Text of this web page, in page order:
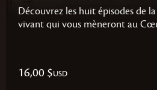
Découvrez les huit épisodes de
vivant qui vous mèneront au
vous combattrez aux côtés
pleins de suspense et d'action,
saison ne vous laissera pas
16,00 $USD